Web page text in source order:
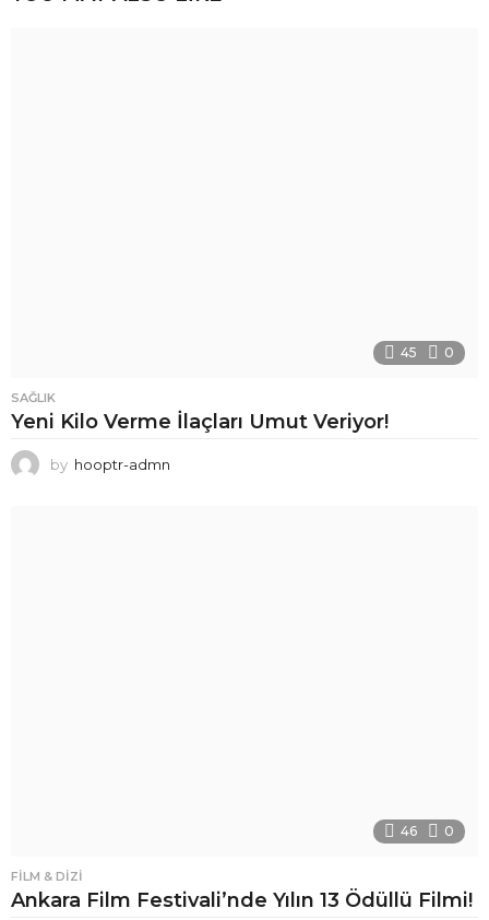
45 0
SAĞLIK
Yeni Kilo Verme İlaçları Umut Veriyor!
by hooptr-admn
46 0
FILM & DIZI
Ankara Film Festivali’nde Yılın 13 Ödüllü Filmi!